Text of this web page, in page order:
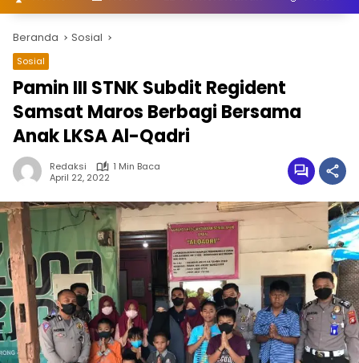
Beranda Sosial
Sosial
Pamin III STNK Subdit Regident
Samsat Maros Berbagi Bersama
Anak LKSA Al-Qadri
Redaksi
1 Min Baca
April 22, 2022